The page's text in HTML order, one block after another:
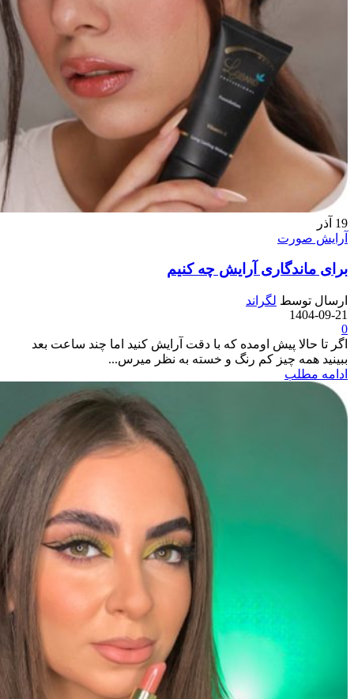
19 آذر
آرایش صورت
برای ماندگاری آرایش چه کنیم
ارسال توسط لگراند
1404-09-21
0
اگر تا حالا پیش اومده که با دقت آرایش کنید اما چند ساعت بعد
ببینید همه چیز کم رنگ و خسته به نظر میرس...
ادامه مطلب